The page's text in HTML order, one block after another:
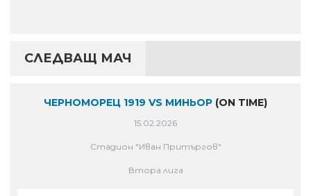
СЛЕДВАЩ МАЧ
ЧЕРНОМОРЕЦ 1919 VS МИНЬОР (ON TIME)
15.02.2026
Стадион "Иван Притъргов"
Втора лига